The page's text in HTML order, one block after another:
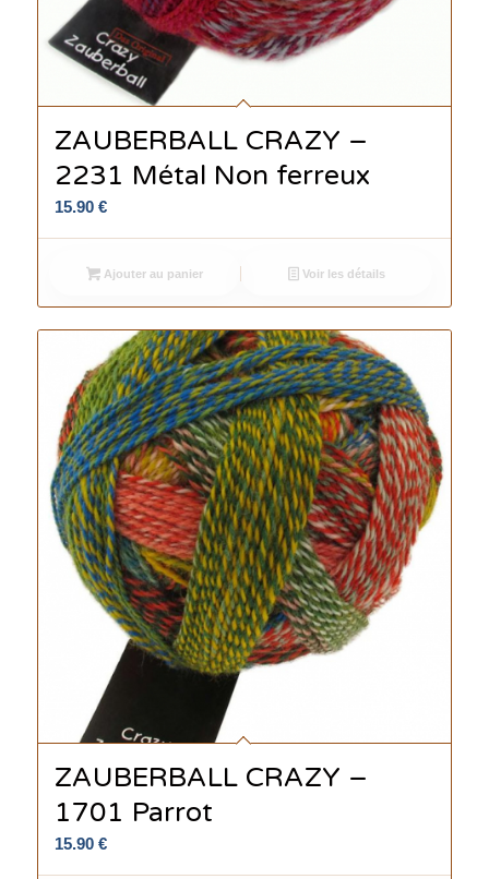
ZAUBERBALL CRAZY –
2231 Métal Non ferreux
15.90 €
Ajouter au panier Voir les détails
ZAUBERBALL CRAZY –
1701 Parrot
15.90 €